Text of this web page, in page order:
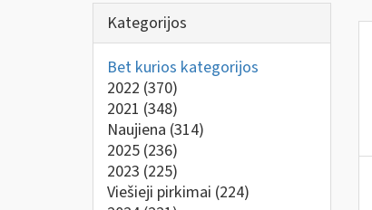
Kategorijos
Bet kurios kategorijos
2022 (370)
2021 (348)
Naujiena (314)
2025 (236)
2023 (225)
Viešieji pirkimai (224)